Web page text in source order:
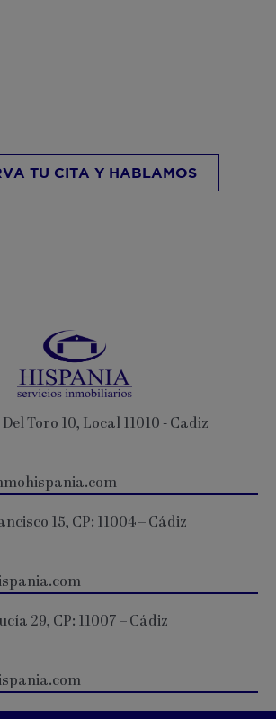
TU CITA Y HABLAMOS
Toro 10, Local 11010 - Cadiz
15, CP: 11004 – Cádiz
29, CP: 11007 – Cádiz